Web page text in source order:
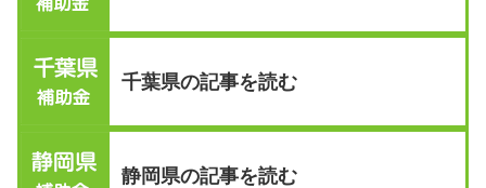
千葉県の記事を読む
静岡県の記事を読む